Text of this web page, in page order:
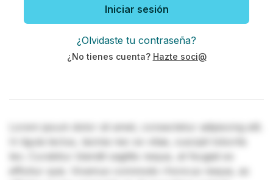
Lorem ipsum dolor sit amet, consectetur adipiscing elit.
In ligula lectus, lacinia nec ex vitae, suscipit lobortis
leo. Curabitur blandit sagittis neque, at feugiat ex
efficitur quis. Vivamus commodo rhoncus neque, ac
Iniciar sesión
¿Olvidaste tu contraseña?
¿No tienes cuenta? Hazte soci@